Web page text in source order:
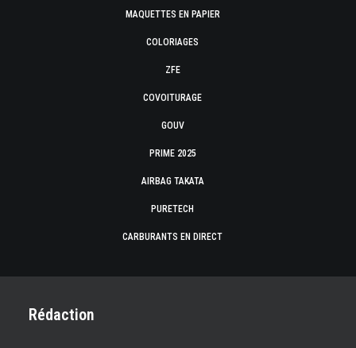
MAQUETTES EN PAPIER
COLORIAGES
ZFE
COVOITURAGE
GOUV
PRIME 2025
AIRBAG TAKATA
PURETECH
CARBURANTS EN DIRECT
Rédaction